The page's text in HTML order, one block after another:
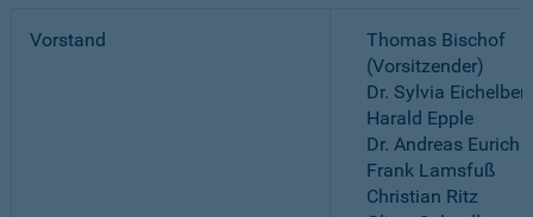
Vorstand
Thomas Bischof
(Vorsitzender)
Dr. Sylvia
Harald Epple
Dr. Andreas Eurich
Frank Lamsfuß
Christian Ritz